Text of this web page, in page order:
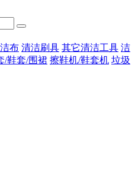
布 清洁刷具 其它清洁工具 洁
/鞋套/围裙 擦鞋机/鞋套机 垃圾